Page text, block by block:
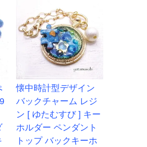
懐中時計型デザイン
バックチャーム レジ
ン [ ゆたむすび ] キー
ホルダー ペンダント
トップ バックキーホ